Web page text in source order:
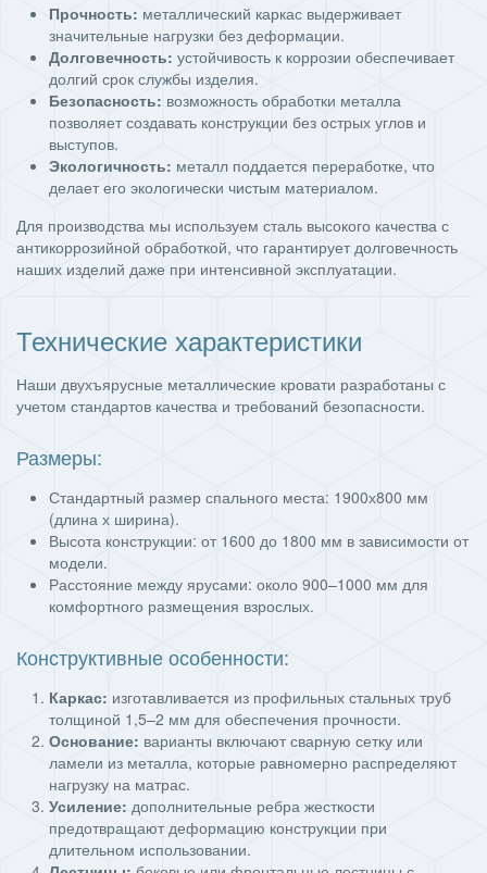
Прочность: металлический каркас выдерживает
значительные нагрузки без деформации.
Долговечность: устойчивость к коррозии обеспечивает
долгий срок службы изделия.
Безопасность: возможность обработки металла
позволяет создавать конструкции без острых углов и
выступов.
Экологичность: металл поддается переработке, что
делает его экологически чистым материалом.
Для производства мы используем сталь высокого качества с
антикоррозийной обработкой, что гарантирует долговечность
наших изделий даже при интенсивной эксплуатации.
Технические характеристики
Наши двухъярусные металлические кровати разработаны с
учетом стандартов качества и требований безопасности.
Размеры:
Стандартный размер спального места: 1900х800 мм
(длина х ширина).
Высота конструкции: от 1600 до 1800 мм в зависимости от
модели.
Расстояние между ярусами: около 900–1000 мм для
комфортного размещения взрослых.
Конструктивные особенности:
Каркас: изготавливается из профильных стальных труб
толщиной 1,5–2 мм для обеспечения прочности.
Основание: варианты включают сварную сетку или
ламели из металла, которые равномерно распределяют
нагрузку на матрас.
Усиление: дополнительные ребра жесткости
предотвращают деформацию конструкции при
длительном использовании.